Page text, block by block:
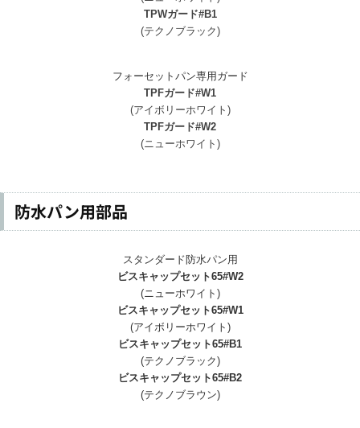
TPWガード#B1
(テクノブラック)
フォーセットパン専用ガード
TPFガード#W1
(アイボリーホワイト)
TPFガード#W2
(ニューホワイト)
防水パン用部品
スタンダード防水パン用
ビスキャップセット65#W2
(ニューホワイト)
ビスキャップセット65#W1
(アイボリーホワイト)
ビスキャップセット65#B1
(テクノブラック)
ビスキャップセット65#B2
(テクノブラウン)